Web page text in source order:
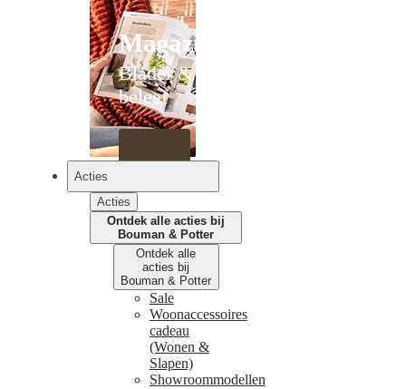
Magazines
Blader &
beleef
Acties
Acties
Ontdek alle acties bij
Bouman & Potter
Ontdek alle
acties bij
Bouman & Potter
Sale
Woonaccessoires
cadeau
(Wonen &
Slapen)
Showroommodellen